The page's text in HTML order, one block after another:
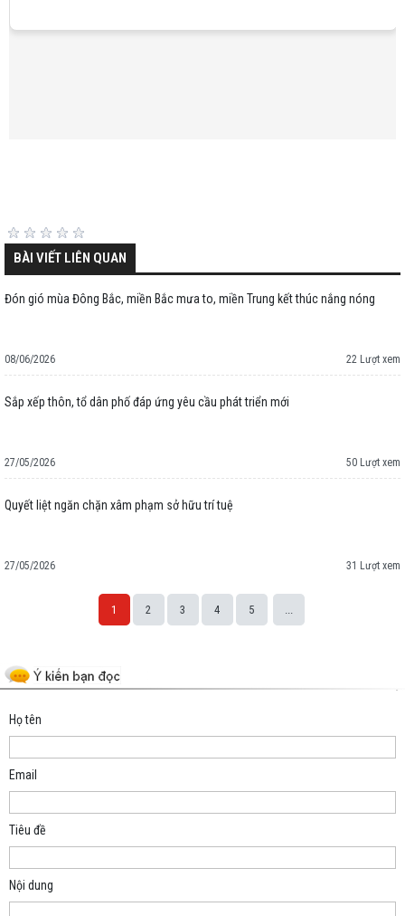
BÀI VIẾT LIÊN QUAN
Đón gió mùa Đông Bắc, miền Bắc mưa to, miền Trung kết thúc nắng nóng
08/06/2026 22 Lượt xem
Sắp xếp thôn, tổ dân phố đáp ứng yêu cầu phát triển mới
27/05/2026 50 Lượt xem
Quyết liệt ngăn chặn xâm phạm sở hữu trí tuệ
27/05/2026 31 Lượt xem
1 2 3 4 5 ...
Họ tên
Email
Tiêu đề
Nội dung